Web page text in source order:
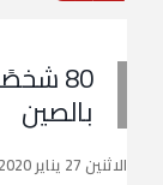
80
بالصين
الاثنين 27 يناير 2020 05:43:00